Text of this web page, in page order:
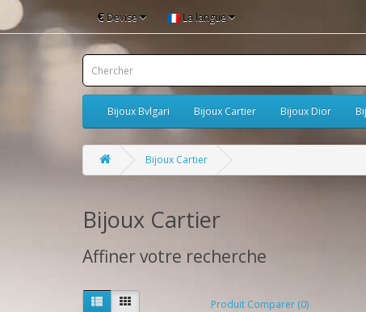
€ Devise La langue
Bijoux Bvlgari Bijoux Cartier Bijoux Dior
Bijoux Cartier
Bijoux Cartier
Affiner votre recherche
Produit Comparer (0)